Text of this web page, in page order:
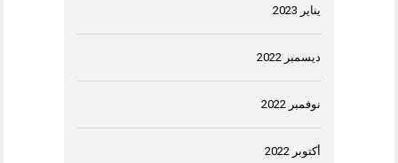
يناير 2023
ديسمبر 2022
نوفمبر 2022
أكتوبر 2022